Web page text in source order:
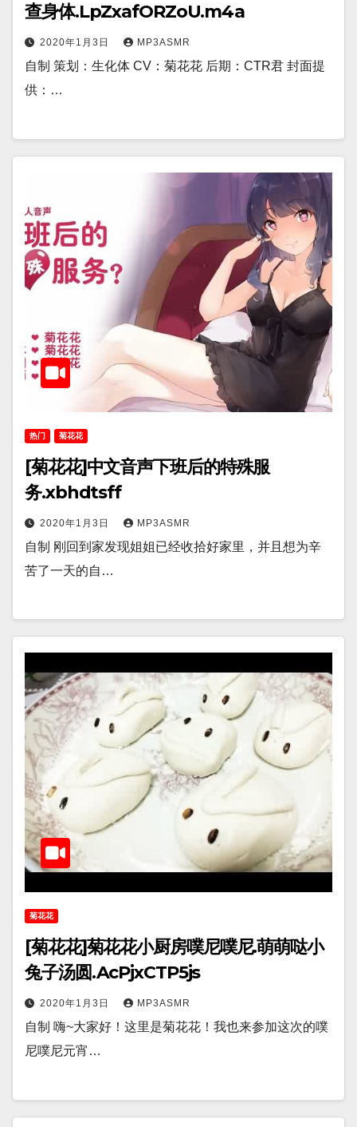
查身体.LpZxafORZoU.m4a
2020年1月3日 MP3ASMR
自制 策划：生化体 CV：菊花花 后期：CTR君 封面提
供：…
热门 菊花花
[菊花花]中文音声下班后的特殊服
务.xbhdtsff
2020年1月3日 MP3ASMR
自制 刚回到家发现姐姐已经收拾好家里，并且想为辛
苦了一天的自…
菊花花
[菊花花]菊花花小厨房噗尼噗尼.萌萌哒小
兔子汤圆.AcPjxCTP5js
2020年1月3日 MP3ASMR
自制 嗨~大家好！这里是菊花花！我也来参加这次的噗
尼噗尼元宵…